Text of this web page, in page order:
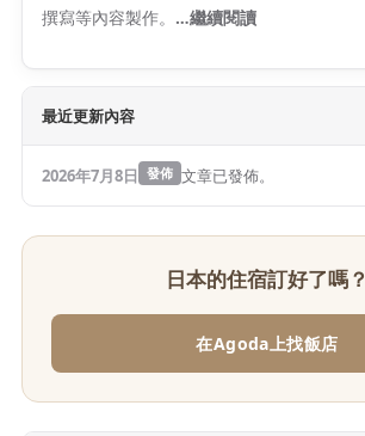
撰寫等內容製作。 …繼續閱讀
最近更新內容
2026年7月8日 發佈 文章已發佈。
日本的住宿訂好了嗎？
在Agoda上找飯店